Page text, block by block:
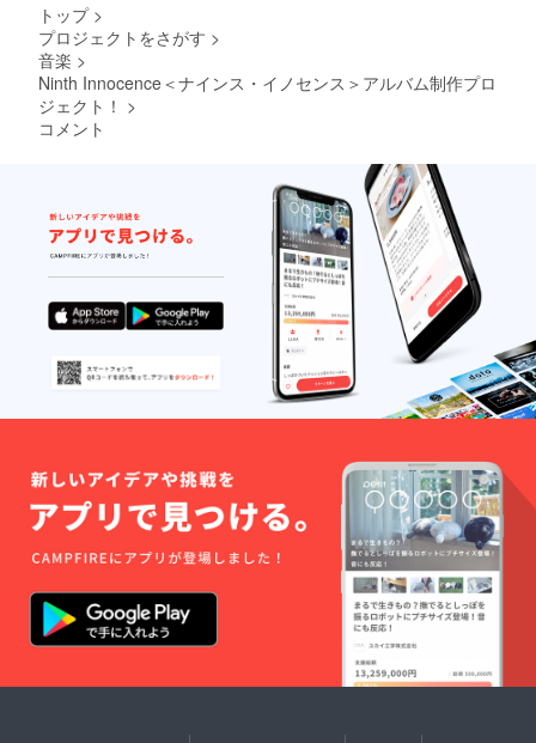
トップ >
プロジェクトをさがす >
音楽 >
Ninth Innocence＜ナインス・イノセンス＞アルバム制作プロ
ジェクト！ >
コメント